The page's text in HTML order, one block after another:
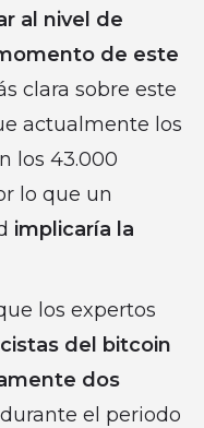
al nivel de
de este
clara sobre este
actualmente los
los 43.000
lo que un
implicaría la
los expertos
del bitcoin
dos
el periodo